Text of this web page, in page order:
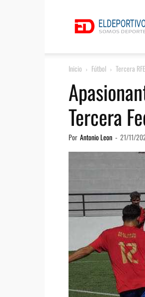
Inicio Fútbol Tercera
Tercera
Por Antonio Leon - 21/11/